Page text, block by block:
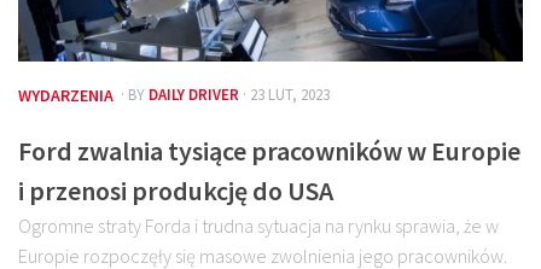
WYDARZENIA · BY DAILY DRIVER · 23 LUT, 2023
Ford zwalnia tysiące pracowników w Europie
i przenosi produkcję do USA
Ogromne straty Forda i trudna sytuacja na rynku sprawia, że w
Europie rozpoczęły się masowe zwolnienia jego pracowników.